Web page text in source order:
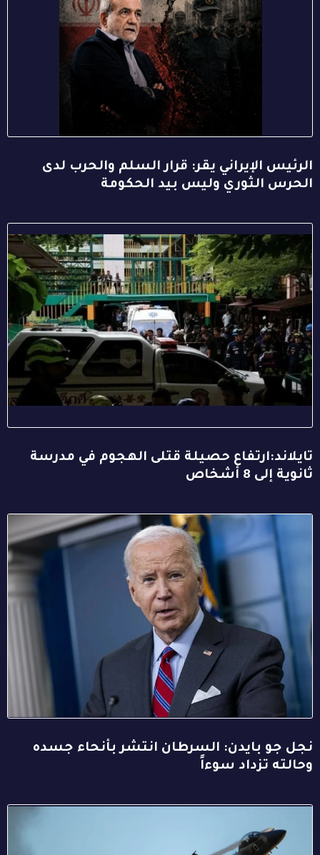
الرئيس الإيراني يقر: قرار السلم والحرب لدى
الحرس الثوري وليس بيد الحكومة
تايلاند:ارتفاع حصيلة قتلى الهجوم في مدرسة
ثانوية إلى 8 أشخاص
نجل جو بايدن: السرطان انتشر بأنحاء جسده
وحالته تزداد سوءاً